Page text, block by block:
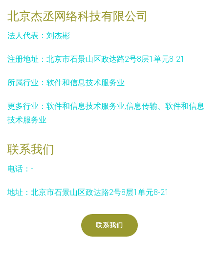
北京杰丞网络科技有限公司
法人代表： 刘杰彬
注册地址： 北京市石景山区政达路2号8层1单元8-21
所属行业： 软件和信息技术服务业
更多行业： 软件和信息技术服务业,信息传输、软件和信息
技术服务业
联系我们
电话：-
地址：北京市石景山区政达路2号8层1单元8-21
联系我们